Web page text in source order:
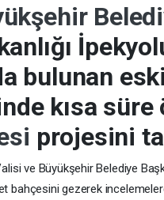
bulunan
kısa süre
projesini
ve Büyükşehir Belediye
bahçesini gezerek